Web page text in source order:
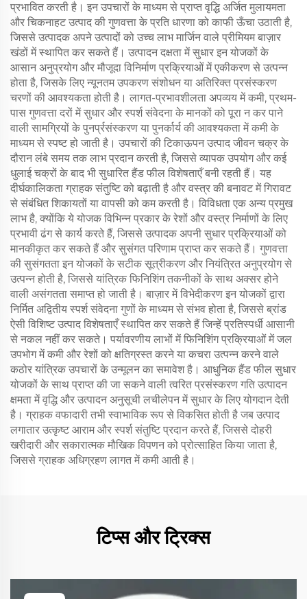
प्रभावित करती है। इन उपचारों के माध्यम से प्राप्त वृद्धि अर्जित मुलायमता
और चिकनाहट उत्पाद की गुणवत्ता के प्रति धारणा को काफी ऊँचा उठाती है,
जिससे उत्पादक अपने उत्पादों को उच्च लाभ मार्जिन वाले प्रीमियम बाज़ार
खंडों में स्थापित कर सकते हैं। उत्पादन दक्षता में सुधार इन योजकों के
आसान अनुप्रयोग और मौजूदा विनिर्माण प्रक्रियाओं में एकीकरण से उत्पन्न
होता है, जिसके लिए न्यूनतम उपकरण संशोधन या अतिरिक्त प्रसंस्करण
चरणों की आवश्यकता होती है। लागत-प्रभावशीलता अपव्यय में कमी, प्रथम-
पास गुणवत्ता दरों में सुधार और स्पर्श संवेदना के मानकों को पूरा न कर पाने
वाली सामग्रियों के पुनर्प्रसंस्करण या पुनर्कार्य की आवश्यकता में कमी के
माध्यम से स्पष्ट हो जाती है। उपचारों की टिकाऊपन उत्पाद जीवन चक्र के
दौरान लंबे समय तक लाभ प्रदान करती है, जिससे व्यापक उपयोग और कई
धुलाई चक्रों के बाद भी सुधारित हैंड फील विशेषताएँ बनी रहती हैं। यह
दीर्घकालिकता ग्राहक संतुष्टि को बढ़ाती है और वस्त्र की बनावट में गिरावट
से संबंधित शिकायतों या वापसी को कम करती है। विविधता एक अन्य प्रमुख
लाभ है, क्योंकि ये योजक विभिन्न प्रकार के रेशों और वस्त्र निर्माणों के लिए
प्रभावी ढंग से कार्य करते हैं, जिससे उत्पादक अपनी सुधार प्रक्रियाओं को
मानकीकृत कर सकते हैं और सुसंगत परिणाम प्राप्त कर सकते हैं। गुणवत्ता
की सुसंगतता इन योजकों के सटीक सूत्रीकरण और नियंत्रित अनुप्रयोग से
उत्पन्न होती है, जिससे यांत्रिक फिनिशिंग तकनीकों के साथ अक्सर होने
वाली असंगतता समाप्त हो जाती है। बाज़ार में विभेदीकरण इन योजकों द्वारा
निर्मित अद्वितीय स्पर्श संवेदना गुणों के माध्यम से संभव होता है, जिससे ब्रांड
ऐसी विशिष्ट उत्पाद विशेषताएँ स्थापित कर सकते हैं जिन्हें प्रतिस्पर्धी आसानी
से नकल नहीं कर सकते। पर्यावरणीय लाभों में फिनिशिंग प्रक्रियाओं में जल
उपभोग में कमी और रेशों को क्षतिग्रस्त करने या कचरा उत्पन्न करने वाले
कठोर यांत्रिक उपचारों के उन्मूलन का समावेश है। आधुनिक हैंड फील सुधार
योजकों के साथ प्राप्त की जा सकने वाली त्वरित प्रसंस्करण गति उत्पादन
क्षमता में वृद्धि और उत्पादन अनुसूची लचीलेपन में सुधार के लिए योगदान देती
है। ग्राहक वफादारी तभी स्वाभाविक रूप से विकसित होती है जब उत्पाद
लगातार उत्कृष्ट आराम और स्पर्श संतुष्टि प्रदान करते हैं, जिससे दोहरी
खरीदारी और सकारात्मक मौखिक विपणन को प्रोत्साहित किया जाता है,
जिससे ग्राहक अधिग्रहण लागत में कमी आती है।
टिप्स और ट्रिक्स